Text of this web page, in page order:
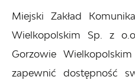
Miejski Zakład
Wielkopolskim Sp. z
Gorzowie Wielkopolskim
zapewnić dostępność